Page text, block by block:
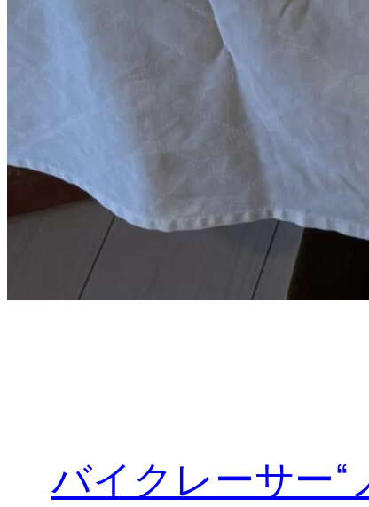
バイクレーサー“